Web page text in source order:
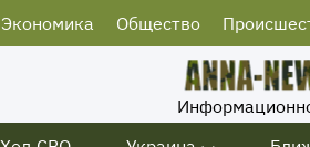
Экономика Общество